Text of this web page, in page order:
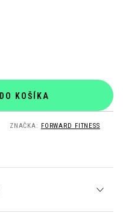
DO KOŠÍKA
ZNAČKA: FORWARD FITNESS